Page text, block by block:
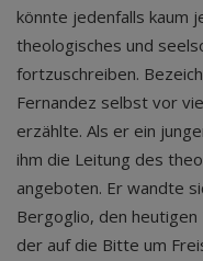
könnte jedenfalls kaum
theologisches und
fortzuschreiben.
Fernandez selbst vor
erzählte. Als er ein
ihm die Leitung des
angeboten. Er wandte
Bergoglio, den
der auf die Bitte um